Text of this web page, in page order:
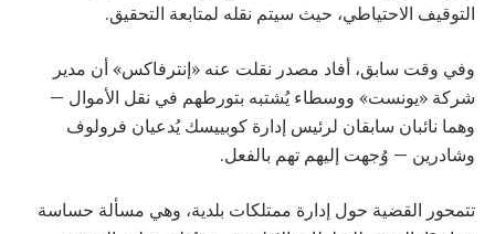
التوقيف الاحتياطي، حيث سيتم نقله لمتابعة التحقيق.
وفي وقت سابق، أفاد مصدر نقلت عنه «إنترفاكس» أن مدير
شركة «يونست» ووسطاء يُشتبه بتورطهم في نقل الأموال —
وهما نائبان سابقان لرئيس إدارة كوبييسك يُدعيان فرولوف
وشادرين — وُجهت إليهم تهم بالفعل.
تتمحور القضية حول إدارة ممتلكات بلدية، وهي مسألة حساسة